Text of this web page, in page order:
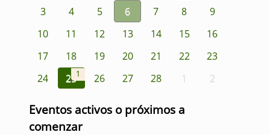
3
4 5 6 7 8
9
10
11 12 13 14 15
16
17
18 19 20 21 22
23
24
251 26 27 28 1 2
Eventos activos o próximos a
comenzar